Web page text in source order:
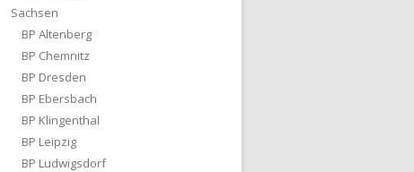
Sachsen
BP Altenberg
BP Chemnitz
BP Dresden
BP Ebersbach
BP Klingenthal
BP Leipzig
BP Ludwigsdorf